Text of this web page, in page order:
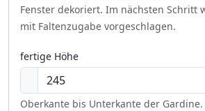
Fenster dekoriert. Im nächsten Schritt
mit Faltenzugabe vorgeschlagen.
fertige Höhe
Oberkante bis Unterkante der